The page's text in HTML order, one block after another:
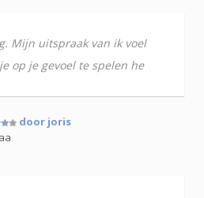
Mijn uitspraak van ik voel
op je gevoel te spelen he
door joris